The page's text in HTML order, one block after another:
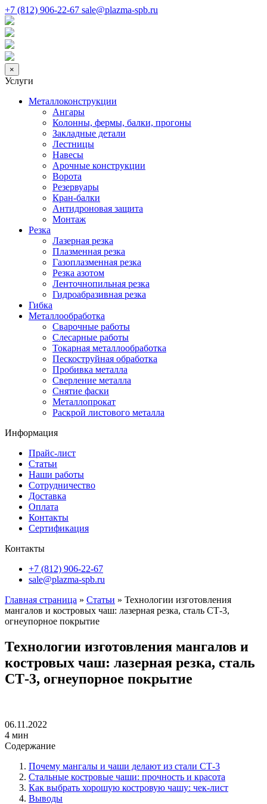
+7 (812) 906-22-67 sale@plazma-spb.ru
×
Услуги
Металлоконструкции
Ангары
Колонны, фермы, балки, прогоны
Закладные детали
Лестницы
Навесы
Арочные конструкции
Ворота
Резервуары
Кран-балки
Антидроновая защита
Монтаж
Резка
Лазерная резка
Плазменная резка
Газоплазменная резка
Резка азотом
Ленточнопильная резка
Гидроабразивная резка
Гибка
Металлообработка
Сварочные работы
Слесарные работы
Токарная металлообработка
Пескоструйная обработка
Пробивка металла
Сверление металла
Снятие фаски
Металлопрокат
Раскрой листового металла
Информация
Прайс-лист
Статьи
Наши работы
Сотрудничество
Доставка
Оплата
Контакты
Сертификация
Контакты
+7 (812) 906-22-67
sale@plazma-spb.ru
Главная страница » Статьи » Технологии изготовления
мангалов и костровых чаш: лазерная резка, сталь СТ-3,
огнеупорное покрытие
Технологии изготовления мангалов и
костровых чаш: лазерная резка, сталь
СТ-3, огнеупорное покрытие
06.11.2022
4 мин
Содержание
Почему мангалы и чаши делают из стали СТ-3
Стальные костровые чаши: прочность и красота
Как выбрать хорошую костровую чашу: чек-лист
Выводы